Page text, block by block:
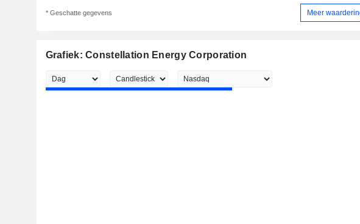
* Geschatte gegevens Meer
Grafiek: Constellation Energy Corporation